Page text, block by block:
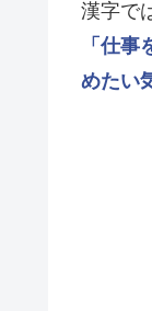
漢字で
「仕事
めたい